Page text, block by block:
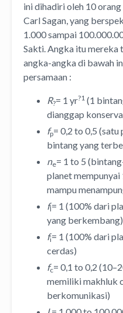
ini dihadiri oleh 10
Carl Sagan, yang
1.000 sampai
Sakti. Angka itu mereka
angka-angka di bawah
persamaan :
R?= 1 yr?1 (1
dianggap
fp= 0,2 to 0,5 (satu
bintang yang
ne= 1 to 5
planet mempunyai
mampu
fl= 1 (100% dari
yang berkembang)
fi= 1 (100% dari
cerdas)
fc= 0,1 to 0,2
memiliki makhluk
berkomunikasi)